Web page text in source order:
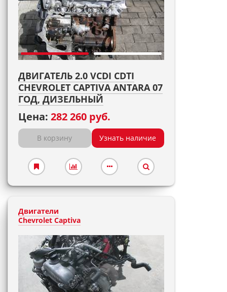
ДВИГАТЕЛЬ 2.0 VCDI CDTI
CHEVROLET CAPTIVA ANTARA 07
ГОД, ДИЗЕЛЬНЫЙ
Цена: 282 260 руб.
В корзину Узнать наличие
Двигатели
Chevrolet Captiva